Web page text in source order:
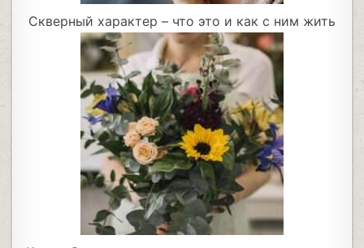
Скверный характер – что это и как с ним жить